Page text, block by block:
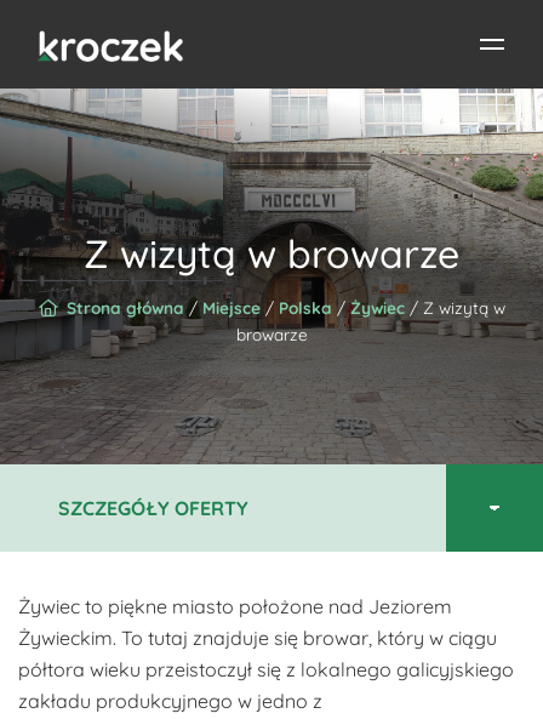
Z wizytą w browarze
Strona główna/Miejsce/ Polska/Żywiec/ Z wizytą w
browarze
Żywiec to piękne miasto położone nad Jeziorem
Żywieckim. To tutaj znajduje się browar, który w ciągu
półtora wieku przeistoczył się z lokalnego galicyjskiego
zakładu produkcyjnego w jedno z